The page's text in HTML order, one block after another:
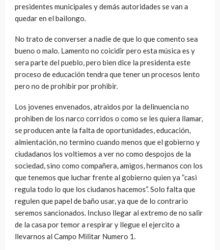
presidentes municipales y demás autoridades se van a
quedar en el bailongo.
No trato de converser a nadie de que lo que comento sea
bueno o malo. Lamento no coicidir pero esta música es y
sera parte del pueblo, pero bien dice la presidenta este
proceso de educación tendra que tener un procesos lento
pero no de prohibir por prohibir.
Los jovenes envenados, atraidos por la delinuencia no
prohiben de los narco corridos o como se les quiera llamar,
se producen ante la falta de oportunidades, educación,
almientación, no termino cuando menos que el gobierno y
ciudadanos los voltiemos a ver no como despojos de la
sociedad, sino como compañera, amigos, hermanos con los
que tenemos que luchar frente al gobierno quien ya “casi
regula todo lo que los ciudanos hacemos”. Solo falta que
regulen que papel de baño usar, ya que de lo contrario
seremos sancionados. Incluso llegar al extremo de no salir
de la casa por temor a respirar y llegue el ejercito a
llevarnos al Campo Militar Numero 1.